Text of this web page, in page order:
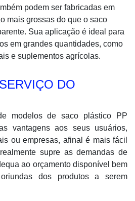
podem ser fabricadas em
mais grossas do que o saco
Sua aplicação é ideal para
em grandes quantidades, como
e suplementos agrícolas.
DO
modelos de saco plástico PP
vantagens aos seus usuários,
ou empresas, afinal é mais fácil
supre as demandas de
ao orçamento disponível bem
dos produtos a serem